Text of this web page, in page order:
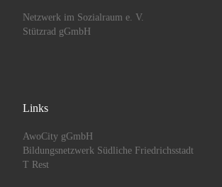
Netzwerk im Sozialraum e. V.
Stützrad gGmbH
Links
AwoCity gGmbH
Bildungsnetzwerk Südliche Friedrichsstadt
T Rest